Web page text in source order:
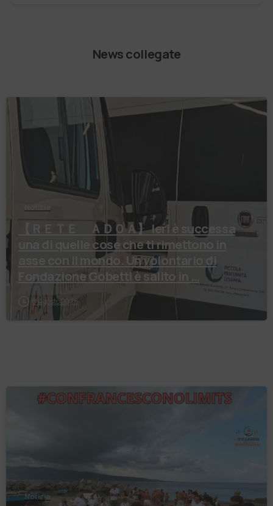
News collegate
【 ＲＥＴＥ ＡＤＯＡ】 Ieri è successa
una di quelle cose che ti rimettono in
asse con il mondo. Un volontario di
Fondazione Gobetti è salito in …
8 Agosto 2026
Notizie